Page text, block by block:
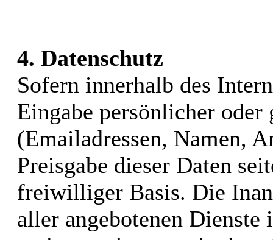
4. Datenschutz
Sofern innerhalb des
Eingabe persönlicher
(Emailadressen, Namen,
Preisgabe dieser Daten
freiwilliger Basis. Die
aller angebotenen